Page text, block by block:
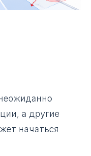
а другие
начаться